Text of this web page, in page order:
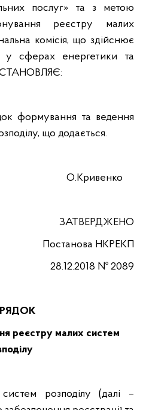
послуг» та з метою
реєстру малих
комісія, що здійснює
у сферах енергетики та
формування та ведення
що додається.
О.Кривенко
ЗАТВЕРДЖЕНО
Постанова НКРЕКП
28.12.2018 № 2089
реєстру малих систем
розподілу (далі –